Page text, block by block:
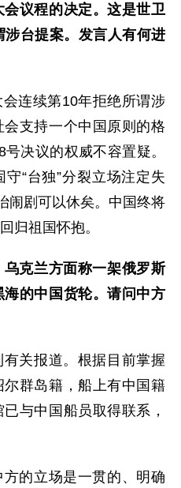
议程的决定。这是世卫
台提案。发言人有何进
连续第10年拒绝所谓涉
支持一个中国原则的格
决议的权威不容置疑。
“台独”分裂立场注定失
闹剧可以休矣。中国终将
归祖国怀抱。
克兰方面称一架俄罗斯
的中国货轮。请问中方
关报道。根据目前掌握
群岛籍，船上有中国籍
与中国船员取得联系，
的立场是一贯的、明确